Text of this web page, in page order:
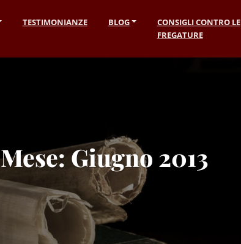
TESTIMONIANZE BLOG
CONSIGLI CONTRO LE
FREGATURE
Mese:Giugno 2013